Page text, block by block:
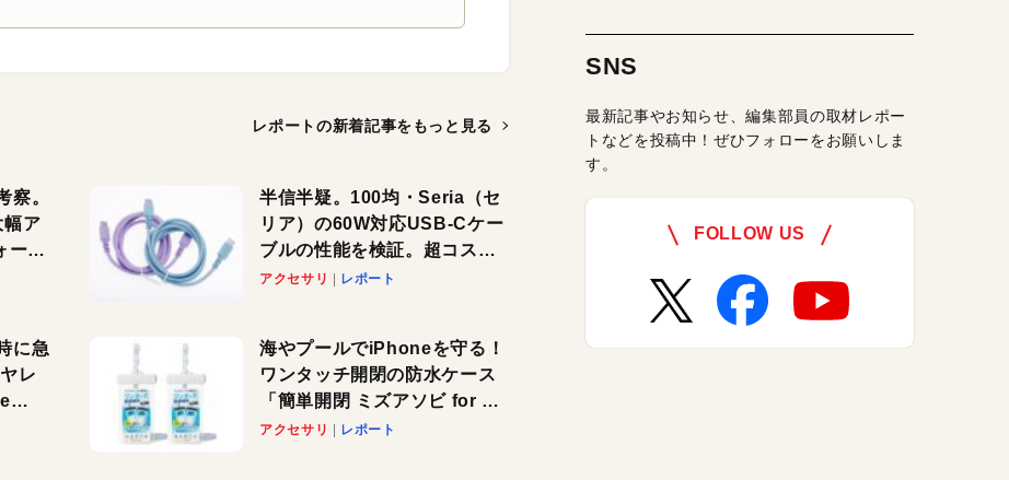
レポートの新着記事をもっと見る
察。
幅ア
ーカ
半信半疑。100均・Seria（セ
リア）の60W対応USB-Cケー
ブルの性能を検証。超コスパ
の1本を発見か？
アクセサリ レポート
に急
レ
が
海やプールでiPhoneを守る！
ワンタッチ開閉の防水ケース
「簡単開閉 ミズアソビ for ス
マホ」で夏のレジャーを満喫
アクセサリ レポート
SNS
最新記事やお知らせ、編集部員の取材レポー
トなどを投稿中！ぜひフォローをお願いしま
す。
FOLLOW US